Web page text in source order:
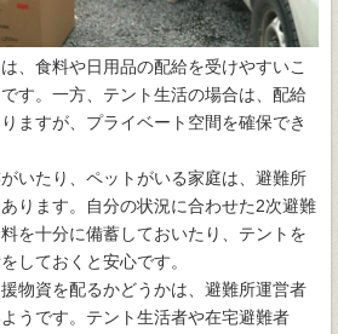
、食料や日用品の配給を受けやすいこ
す。一方、テント生活の場合は、配給
ますが、プライベート空間を確保でき
いたり、ペットがいる家庭は、避難所
ります。自分の状況に合わせた2次避難
を十分に備蓄しておいたり、テントを
しておくと安心です。
物資を配るかどうかは、避難所運営者
うです。テント生活者や在宅避難者